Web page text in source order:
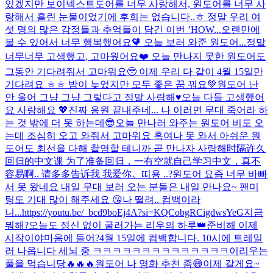
있겠지만 보이넥스트도어를 너무 사랑해서, 원도어를 너무 사
랑해서 흘린 눈물이었기에 후회는 없습니다..ㅎ 정말 우리 여
섯 명의 많은 감정들과 추억들이 담긴 이번 ’HOW...오랜만에
볼 수 있어서 너무 행복했어요🧡 오늘 보러 와준 원도어...정말
너무너무 고생했고, 고마웠어요❤️ 오늘 만나지 못한 원도어도
그동안 기다려줘서 고마워요🥹 이제 우리 다 같이 4월 15일만
기다려요 ㅎㅎ 밤이 늦었지만 모두 좋은 꿈 꿔요💚원도어 난
안 울어 그냥 그냥 그렇다고 정말 사랑해♥️오늘 다들 고생했어
요 사랑해요 💖진짜 응원 끝내주네... 나 이러면 무대 죽어라 하
는 것 밖에 더 못 하는데😎오늘 만나러 와주는 원도어 비도 오
는데 조심히 오고 와줘서 고마워요 혹여나 못 와서 아쉬운 원
도어도 최선을 다해 촬영할 테니까 곧 만나자 사랑해 时隔许久
回归的中文课 为了准备回归，一有空就自己学习中文，真不
容易啊.. 请多多告诉我 我爱你。 띠용 ..?원도어 요즘 너무 바빠
서 못 왔네요 내일 무대 보러 오는 분들은 내일 만나요~ 팬미
팅도 기대 많이 해주세요 😘나 떨려.. 컴백이라
니...https://youtu.be/_bcd9boEj4A?si=KQCobgRCigdwsYeG지금
뭐해?오늘도 정신 없이 굴러가는 리우의 하루👑준비해 이제
시작이야마음에 들어?4월 15일에 컴백합니다. 10시에 트레일
러 나옵니다 세뇌 중 ㅋㅋㅋㅋㅋㅋㅋㅋㅋㅋㅋㅋㅋㅋ 이리우는
풀을 먹습니당🔥🔥🔥 원도어 나 영화 추천 좀😅이제 갈게요~